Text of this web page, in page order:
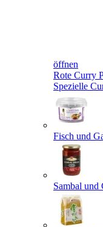
öffnen
Rote Curry
Spezielle
Fisch und
Sambal und